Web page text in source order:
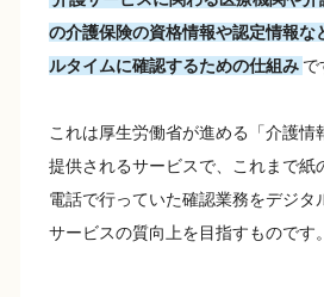
の介護保険の資格情報や認定情報な
ルタイムに確認するための仕組み で
これは厚生労働省が進める「介護情
提供されるサービスで、これまで紙
電話で行っていた確認業務をデジタ
サービスの質向上を目指すものです。